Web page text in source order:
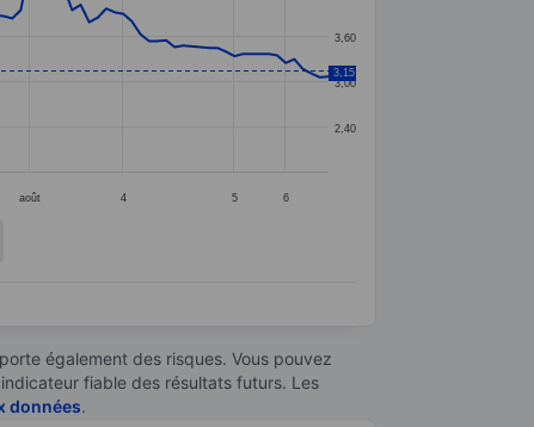
août 4 5 6
2,40
3,00
3,60
3,15
également des risques. Vous pouvez
fiable des résultats futurs. Les
données.